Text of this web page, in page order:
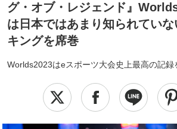
グ・オブ・レジェンド』
は日本ではあまり知られてい
キングを席巻
Worlds2023はeスポーツ大会史上最高の記録